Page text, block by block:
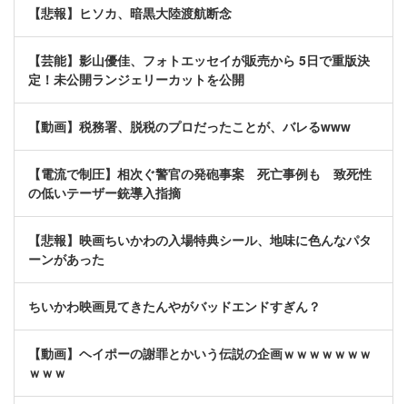
【悲報】ヒソカ、暗黒大陸渡航断念
【芸能】影山優佳、フォトエッセイが販売から 5日で重版決
定！未公開ランジェリーカットを公開
【動画】税務署、脱税のプロだったことが、バレるwww
【電流で制圧】相次ぐ警官の発砲事案 死亡事例も 致死性
の低いテーザー銃導入指摘
【悲報】映画ちいかわの入場特典シール、地味に色んなパタ
ーンがあった
ちいかわ映画見てきたんやがバッドエンドすぎん？
【動画】ヘイポーの謝罪とかいう伝説の企画ｗｗｗｗｗｗｗ
ｗｗｗ